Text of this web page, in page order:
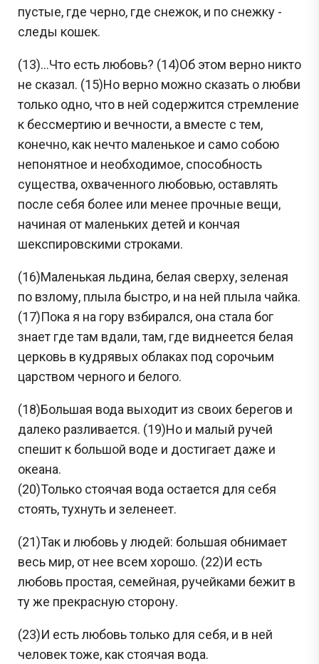
пустые, где черно, где снежок, и по снежку -
следы кошек.
(13)...Что есть любовь? (14)Об этом верно никто
не сказал. (15)Но верно можно сказать о любви
только одно, что в ней содержится стремление
к бессмертию и вечности, а вместе с тем,
конечно, как нечто маленькое и само собою
непонятное и необходимое, способность
существа, охваченного любовью, оставлять
после себя более или менее прочные вещи,
начиная от маленьких детей и кончая
шекспировскими строками.
(16)Маленькая льдина, белая сверху, зеленая
по взлому, плыла быстро, и на ней плыла чайка.
(17)Пока я на гору взбирался, она стала бог
знает где там вдали, там, где виднеется белая
церковь в кудрявых облаках под сорочьим
царством черного и белого.
(18)Большая вода выходит из своих берегов и
далеко разливается. (19)Но и малый ручей
спешит к большой воде и достигает даже и
океана.
(20)Только стоячая вода остается для себя
стоять, тухнуть и зеленеет.
(21)Так и любовь у людей: большая обнимает
весь мир, от нее всем хорошо. (22)И есть
любовь простая, семейная, ручейками бежит в
ту же прекрасную сторону.
(23)И есть любовь только для себя, и в ней
человек тоже, как стоячая вода.